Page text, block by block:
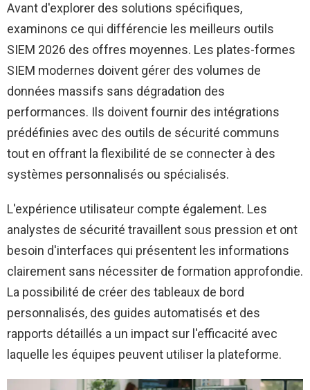
Avant d'explorer des solutions spécifiques,
examinons ce qui différencie les meilleurs outils
SIEM 2026 des offres moyennes. Les plates-formes
SIEM modernes doivent gérer des volumes de
données massifs sans dégradation des
performances. Ils doivent fournir des intégrations
prédéfinies avec des outils de sécurité communs
tout en offrant la flexibilité de se connecter à des
systèmes personnalisés ou spécialisés.
L'expérience utilisateur compte également. Les
analystes de sécurité travaillent sous pression et ont
besoin d'interfaces qui présentent les informations
clairement sans nécessiter de formation approfondie.
La possibilité de créer des tableaux de bord
personnalisés, des guides automatisés et des
rapports détaillés a un impact sur l'efficacité avec
laquelle les équipes peuvent utiliser la plateforme.